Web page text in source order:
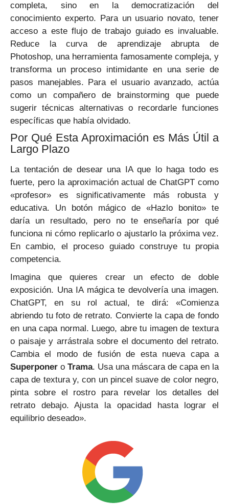
completa, sino en la democratización del
conocimiento experto. Para un usuario novato, tener
acceso a este flujo de trabajo guiado es invaluable.
Reduce la curva de aprendizaje abrupta de
Photoshop, una herramienta famosamente compleja, y
transforma un proceso intimidante en una serie de
pasos manejables. Para el usuario avanzado, actúa
como un compañero de brainstorming que puede
sugerir técnicas alternativas o recordarle funciones
específicas que había olvidado.
Por Qué Esta Aproximación es Más Útil a
Largo Plazo
La tentación de desear una IA que lo haga todo es
fuerte, pero la aproximación actual de ChatGPT como
«profesor» es significativamente más robusta y
educativa. Un botón mágico de «Hazlo bonito» te
daría un resultado, pero no te enseñaría por qué
funciona ni cómo replicarlo o ajustarlo la próxima vez.
En cambio, el proceso guiado construye tu propia
competencia.
Imagina que quieres crear un efecto de doble
exposición. Una IA mágica te devolvería una imagen.
ChatGPT, en su rol actual, te dirá: «Comienza
abriendo tu foto de retrato. Convierte la capa de fondo
en una capa normal. Luego, abre tu imagen de textura
o paisaje y arrástrala sobre el documento del retrato.
Cambia el modo de fusión de esta nueva capa a
Superponer o Trama. Usa una máscara de capa en la
capa de textura y, con un pincel suave de color negro,
pinta sobre el rostro para revelar los detalles del
retrato debajo. Ajusta la opacidad hasta lograr el
equilibrio deseado».